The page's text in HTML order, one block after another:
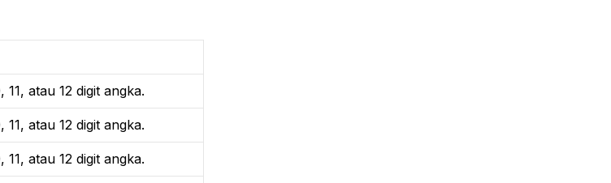
atau 12 digit angka.
atau 12 digit angka.
atau 12 digit angka.